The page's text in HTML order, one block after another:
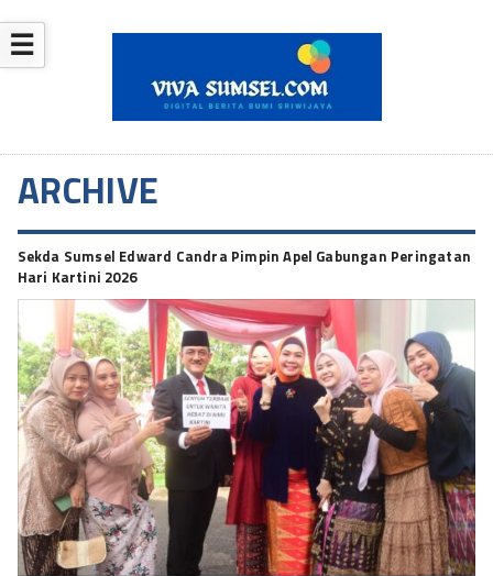
☰
ARCHIVE
Sekda Sumsel Edward Candra Pimpin Apel Gabungan Peringatan
Hari Kartini 2026